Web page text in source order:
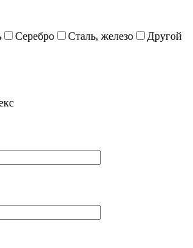
Серебро Сталь, железо
Другой